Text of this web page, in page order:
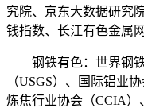
究院、京东大数据研究
钱指数、长江有色金属网
钢铁有色：世界钢铁
（USGS）、国际铝业
炼焦行业协会（CCIA）